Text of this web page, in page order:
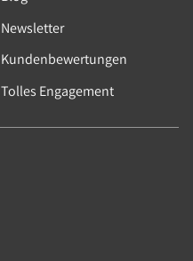
Newsletter
Kundenbewertungen
Tolles Engagement